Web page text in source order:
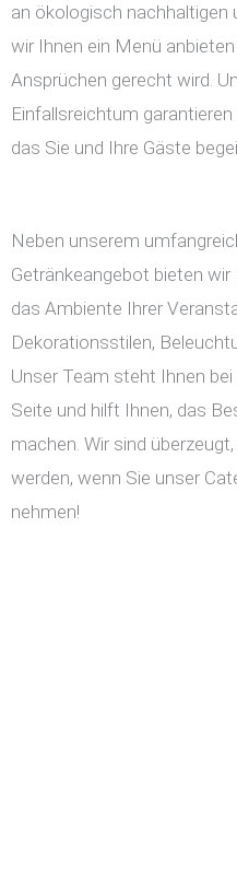
an ökologisch nachhaltigen
wir Ihnen ein Menü
Ansprüchen gerecht wird.
Einfallsreichtum
das Sie und Ihre Gäste
Neben unserem
Getränkeangebot bieten
das Ambiente Ihrer
Dekorationsstilen,
Unser Team steht Ihnen
Seite und hilft Ihnen, das
machen. Wir sind
werden, wenn Sie unser
nehmen!